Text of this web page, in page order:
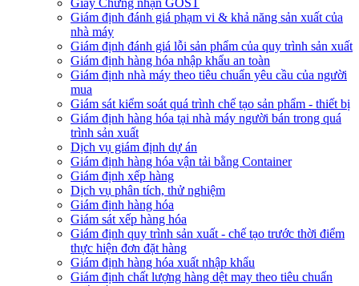
Giám định đánh giá phạm vi & khả năng sản xuất của
nhà máy
Giám định đánh giá lỗi sản phẩm của quy trình sản xuất
Giám định hàng hóa nhập khẩu an toàn
Giám định nhà máy theo tiêu chuẩn yêu cầu của người
mua
Giám sát kiểm soát quá trình chế tạo sản phẩm - thiết bị
Giám định hàng hóa tại nhà máy người bán trong quá
trình sản xuất
Dịch vụ giám định dự án
Giám định hàng hóa vận tải bằng Container
Giám định xếp hàng
Dịch vụ phân tích, thử nghiệm
Giám định hàng hóa
Giám sát xếp hàng hóa
Giám định quy trình sản xuất - chế tạo trước thời điểm
thực hiện đơn đặt hàng
Giám định hàng hóa xuất nhập khẩu
Giám định chất lượng hàng dệt may theo tiêu chuẩn